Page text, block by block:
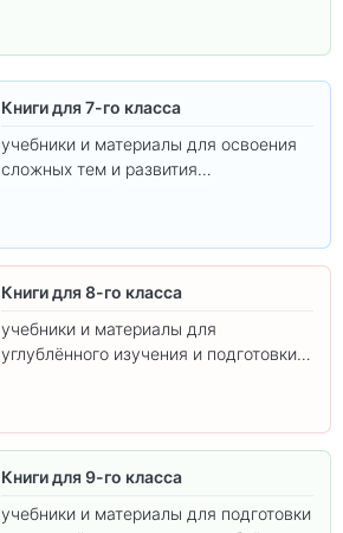
Книги для 7-го класса
учебники и материалы для освоения
сложных тем и развития
Книги для 8-го класса
учебники и материалы для
углублённого изучения и подготовки к
Книги для 9-го класса
учебники и материалы для подготовки